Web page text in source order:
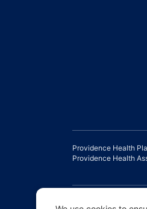
Providence Health
Providence Health
免责声明 |非歧视和沟